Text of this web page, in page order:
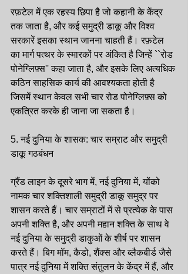
रफ़टेल में एक रहस्य छिपा है जो कहानी के केंद्र
तक जाता है, और कई समुद्री डाकू और विश्व
सरकारें इसका स्थान जानना चाहती हैं। रफ़टेल
का मार्ग पत्थर के स्मारकों पर अंकित है जिन्हें ``रोड
पोनेग्लिफ़्स'' कहा जाता है, और इसके लिए अत्यधिक
कठिन साहसिक कार्य की आवश्यकता होती है
जिसमें स्थान केवल सभी चार रोड पोनेग्लिफ़्स को
एकत्रित करके ही जाना जा सकता है।
5. नई दुनिया के शासक: चार सम्राट और समुद्री
डाकू गठबंधन
ग्रैंड लाइन के दूसरे भाग में, नई दुनिया में, योंको
नामक चार शक्तिशाली समुद्री डाकू समुद्र पर
शासन करते हैं। चार सम्राटों में से प्रत्येक के पास
अपनी शक्ति है, और अपनी महान शक्ति के साथ वे
नई दुनिया के समुद्री डाकुओं के शीर्ष पर शासन
करते हैं। बिग मॉम, कैडो, शैंक्स और ब्लैकबीर्ड जैसे
पात्र नई दुनिया में शक्ति संतुलन के केंद्र में हैं, और